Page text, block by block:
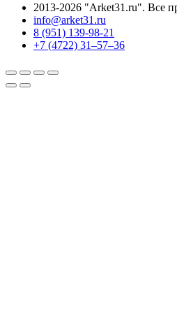
2013-2026 "Arket31.ru". Все
info@arket31.ru
8 (951) 139-98-21
+7 (4722) 31‒57‒36